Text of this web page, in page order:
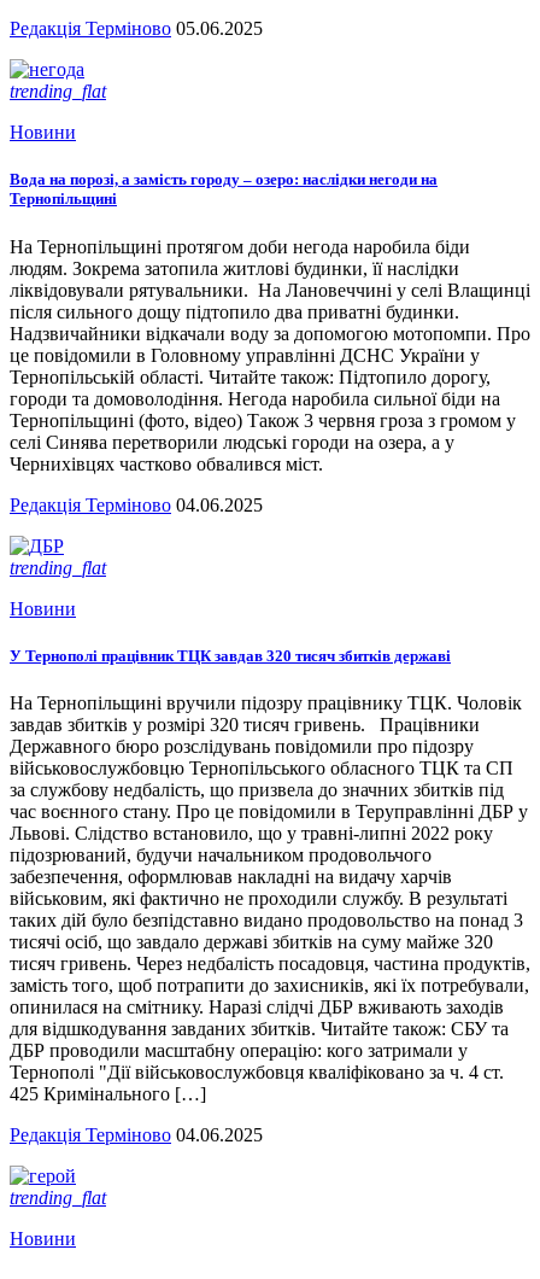
Редакція Терміново 05.06.2025
trending_flat
Новини
Вода на порозі, а замість городу – озеро: наслідки негоди на
Тернопільщині
На Тернопільщині протягом доби негода наробила біди
людям. Зокрема затопила житлові будинки, її наслідки
ліквідовували рятувальники. На Лановеччині у селі Влащинці
після сильного дощу підтопило два приватні будинки.
Надзвичайники відкачали воду за допомогою мотопомпи. Про
це повідомили в Головному управлінні ДСНС України у
Тернопільській області. Читайте також: Підтопило дорогу,
городи та домоволодіння. Негода наробила сильної біди на
Тернопільщині (фото, відео) Також 3 червня гроза з громом у
селі Синява перетворили людські городи на озера, а у
Чернихівцях частково обвалився міст.
Редакція Терміново 04.06.2025
trending_flat
Новини
У Тернополі працівник ТЦК завдав 320 тисяч збитків державі
На Тернопільщині вручили підозру працівнику ТЦК. Чоловік
завдав збитків у розмірі 320 тисяч гривень. Працівники
Державного бюро розслідувань повідомили про підозру
військовослужбовцю Тернопільського обласного ТЦК та СП
за службову недбалість, що призвела до значних збитків під
час воєнного стану. Про це повідомили в Теруправлінні ДБР у
Львові. Слідство встановило, що у травні-липні 2022 року
підозрюваний, будучи начальником продовольчого
забезпечення, оформлював накладні на видачу харчів
військовим, які фактично не проходили службу. В результаті
таких дій було безпідставно видано продовольство на понад 3
тисячі осіб, що завдало державі збитків на суму майже 320
тисяч гривень. Через недбалість посадовця, частина продуктів,
замість того, щоб потрапити до захисників, які їх потребували,
опинилася на смітнику. Наразі слідчі ДБР вживають заходів
для відшкодування завданих збитків. Читайте також: СБУ та
ДБР проводили масштабну операцію: кого затримали у
Тернополі "Дії військовослужбовця кваліфіковано за ч. 4 ст.
425 Кримінального […]
Редакція Терміново 04.06.2025
trending_flat
Новини